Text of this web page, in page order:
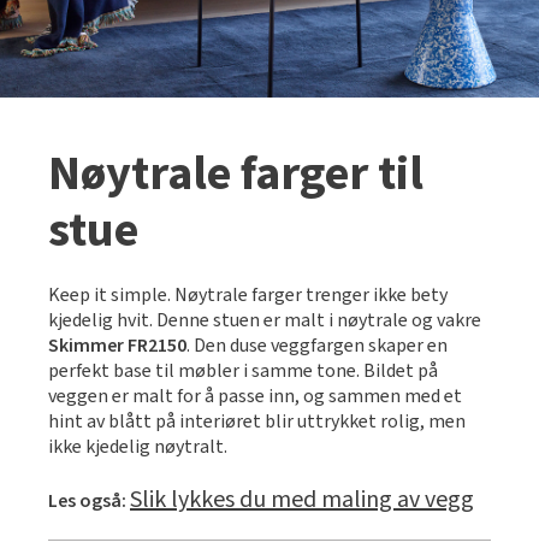
Nøytrale farger til
stue
Keep it simple. Nøytrale farger trenger ikke bety
kjedelig hvit. Denne stuen er malt i nøytrale og vakre
Skimmer FR2150. Den duse veggfargen skaper en
perfekt base til møbler i samme tone. Bildet på
veggen er malt for å passe inn, og sammen med et
hint av blått på interiøret blir uttrykket rolig, men
ikke kjedelig nøytralt.
Les også:Slik lykkes du med maling av vegg